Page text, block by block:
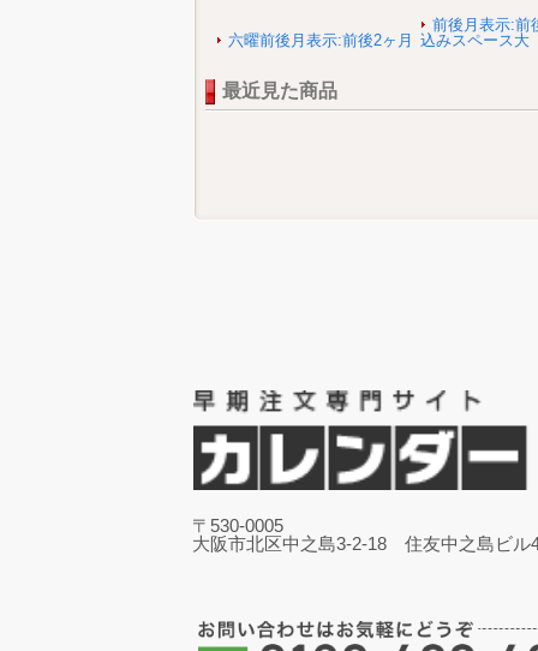
六曜前後月表示:前後2ヶ月
前後月表示:前
込みスペース大
最近見た商品
〒530-0005
大阪市北区中之島3-2-18 住友中之島ビル